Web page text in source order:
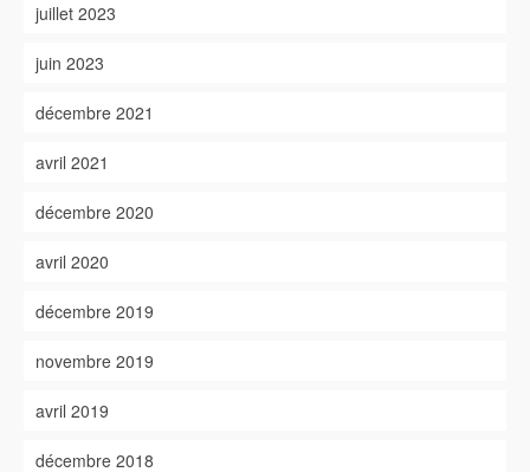
juillet 2023
juin 2023
décembre 2021
avril 2021
décembre 2020
avril 2020
décembre 2019
novembre 2019
avril 2019
décembre 2018